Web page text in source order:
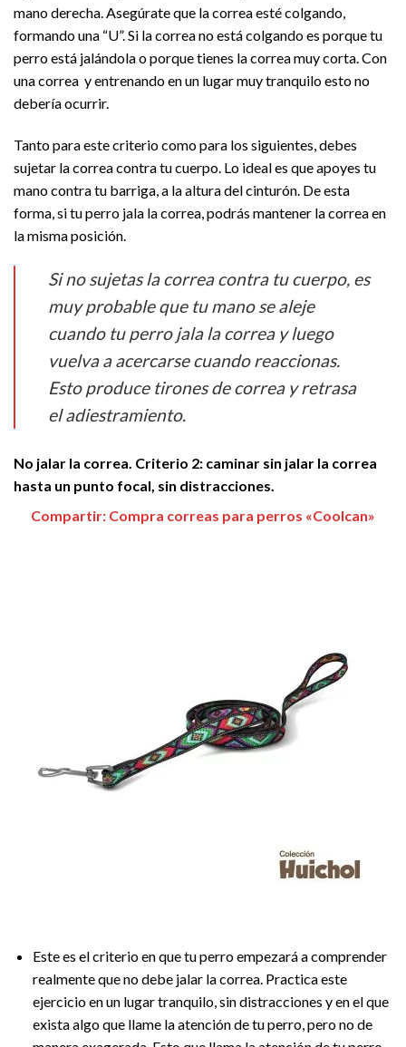
mano derecha. Asegúrate que la correa esté colgando,
formando una “U”. Si la correa no está colgando es porque tu
perro está jalándola o porque tienes la correa muy corta. Con
una correa y entrenando en un lugar muy tranquilo esto no
debería ocurrir.
Tanto para este criterio como para los siguientes, debes
sujetar la correa contra tu cuerpo. Lo ideal es que apoyes tu
mano contra tu barriga, a la altura del cinturón. De esta
forma, si tu perro jala la correa, podrás mantener la correa en
la misma posición.
Si no sujetas la correa contra tu cuerpo, es
muy probable que tu mano se aleje
cuando tu perro jala la correa y luego
vuelva a acercarse cuando reaccionas.
Esto produce tirones de correa y retrasa
el adiestramiento.
No jalar la correa. Criterio 2: caminar sin jalar la correa
hasta un punto focal, sin distracciones.
Compartir: Compra correas para perros «Coolcan»
Este es el criterio en que tu perro empezará a comprender
realmente que no debe jalar la correa. Practica este
ejercicio en un lugar tranquilo, sin distracciones y en el que
exista algo que llame la atención de tu perro, pero no de